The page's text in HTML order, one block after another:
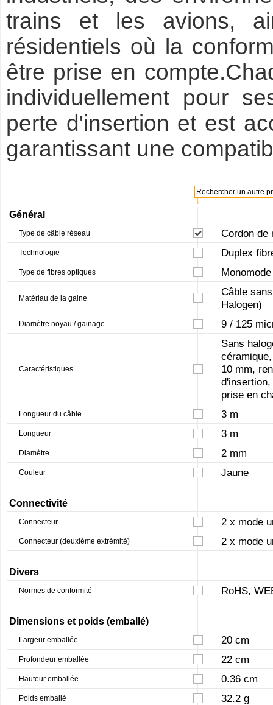
trains et les avions,
résidentiels où la
être prise en
individuellement pour
perte d'insertion et est
garantissant une
↓
Rechercher un autre
Général
Type de câble réseau Cordon de
Technologie Duplex
Type de fibres optiques Monomode
Matériau de la gaine
Câble
Halogen)
Diamètre noyau / gainage 9 / 125
Caractéristiques
Sans
10 mm,
prise en
Longueur du câble 3 m
Longueur 3 m
Diamètre 2 mm
Couleur Jaune
Connectivité
Connecteur 2 x mode
Connecteur (deuxième extrémité) 2 x mode
Divers
Normes de conformité RoHS,
Dimensions et poids (emballé)
Largeur emballée 20 cm
Profondeur emballée 22 cm
Hauteur emballée 0.36 cm
Poids emballé 32.2 g